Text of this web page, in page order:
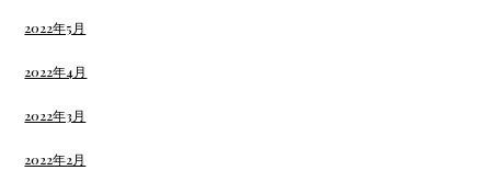
2022年5月
2022年4月
2022年3月
2022年2月